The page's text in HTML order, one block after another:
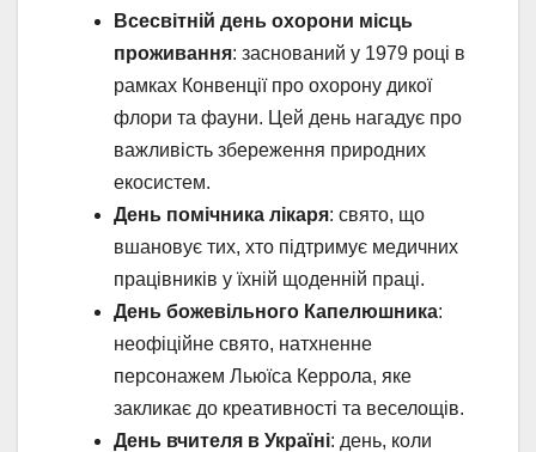
Всесвітній день охорони місць
проживання: заснований у 1979 році в
рамках Конвенції про охорону дикої
флори та фауни. Цей день нагадує про
важливість збереження природних
екосистем.
День помічника лікаря: свято, що
вшановує тих, хто підтримує медичних
працівників у їхній щоденній праці.
День божевільного Капелюшника:
неофіційне свято, натхненне
персонажем Льюїса Керрола, яке
закликає до креативності та веселощів.
День вчителя в Україні: день, коли